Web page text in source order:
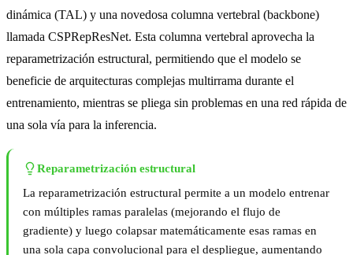
dinámica (TAL) y una novedosa columna vertebral (backbone)
llamada CSPRepResNet. Esta columna vertebral aprovecha la
reparametrización estructural, permitiendo que el modelo se
beneficie de arquitecturas complejas multirrama durante el
entrenamiento, mientras se pliega sin problemas en una red rápida de
una sola vía para la inferencia.
Reparametrización estructural
La reparametrización estructural permite a un modelo entrenar
con múltiples ramas paralelas (mejorando el flujo de
gradiente) y luego colapsar matemáticamente esas ramas en
una sola capa convolucional para el despliegue, aumentando